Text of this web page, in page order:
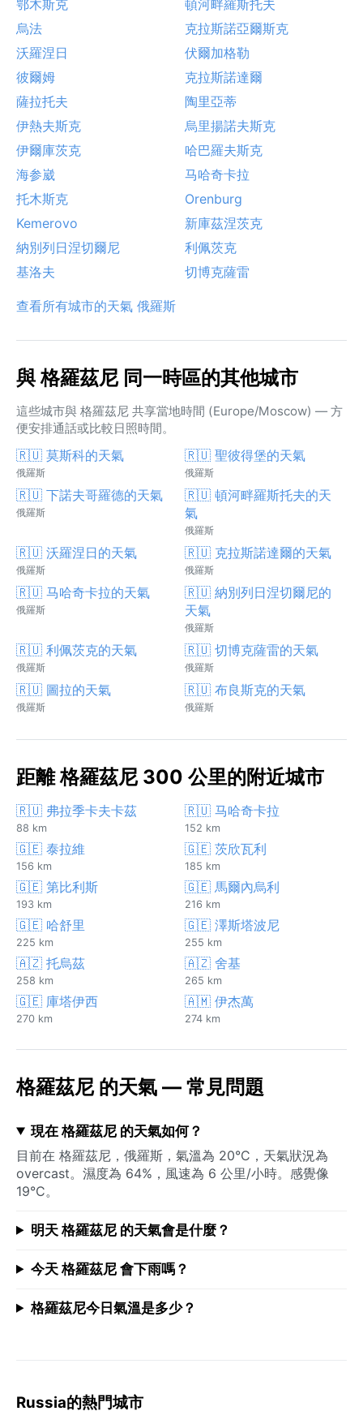
鄂木斯克
頓河畔羅斯托夫
烏法
克拉斯諾亞爾斯克
沃羅涅日
伏爾加格勒
彼爾姆
克拉斯諾達爾
薩拉托夫
陶里亞蒂
伊熱夫斯克
烏里揚諾夫斯克
伊爾庫茨克
哈巴羅夫斯克
海参崴
马哈奇卡拉
托木斯克
Orenburg
Kemerovo
新庫茲涅茨克
納別列日涅切爾尼
利佩茨克
基洛夫
切博克薩雷
查看所有城市的天氣 俄羅斯
與 格羅茲尼 同一時區的其他城市
這些城市與 格羅茲尼 共享當地時間 (Europe/Moscow) — 方
便安排通話或比較日照時間。
🇷🇺 莫斯科的天氣
俄羅斯
🇷🇺 聖彼得堡的天氣
俄羅斯
🇷🇺 下諾夫哥羅德的天氣
俄羅斯
🇷🇺 頓河畔羅斯托夫的天
氣
俄羅斯
🇷🇺 沃羅涅日的天氣
俄羅斯
🇷🇺 克拉斯諾達爾的天氣
俄羅斯
🇷🇺 马哈奇卡拉的天氣
俄羅斯
🇷🇺 納別列日涅切爾尼的
天氣
俄羅斯
🇷🇺 利佩茨克的天氣
俄羅斯
🇷🇺 切博克薩雷的天氣
俄羅斯
🇷🇺 圖拉的天氣
俄羅斯
🇷🇺 布良斯克的天氣
俄羅斯
距離 格羅茲尼 300 公里的附近城市
🇷🇺 弗拉季卡夫卡茲
88 km
🇷🇺 马哈奇卡拉
152 km
🇬🇪 泰拉維
156 km
🇬🇪 茨欣瓦利
185 km
🇬🇪 第比利斯
193 km
🇬🇪 馬爾內烏利
216 km
🇬🇪 哈舒里
225 km
🇬🇪 澤斯塔波尼
255 km
🇦🇿 托烏茲
258 km
🇦🇿 舍基
265 km
🇬🇪 庫塔伊西
270 km
🇦🇲 伊杰萬
274 km
格羅茲尼 的天氣 — 常見問題
現在 格羅茲尼 的天氣如何？
目前在 格羅茲尼，俄羅斯，氣溫為 20°C，天氣狀況為
overcast。濕度為 64%，風速為 6 公里/小時。感覺像
19°C。
明天 格羅茲尼 的天氣會是什麼？
今天 格羅茲尼 會下雨嗎？
格羅茲尼今日氣溫是多少？
Russia的熱門城市